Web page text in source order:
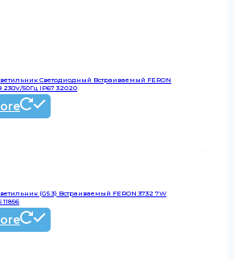
Светодиодный Встраиваемый FERON
230V/50Гц IP67 32020
(G5.3) Встраиваемый FERON 3732 7W